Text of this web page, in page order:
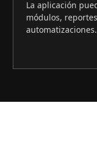
La aplicación
módulos,
automatizaciones.